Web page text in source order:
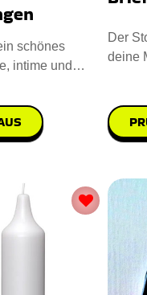
schönes
intime und
Der
deine